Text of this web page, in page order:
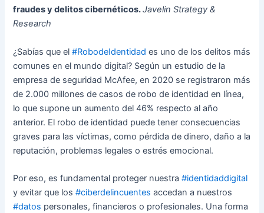
fraudes y delitos cibernéticos.Javelin Strategy &
Research
¿Sabías que el#RobodeIdentidad es uno de los delitos más
comunes en el mundo digital? Según un estudio de la
empresa de seguridad McAfee, en 2020 se registraron más
de 2.000 millones de casos de robo de identidad en línea,
lo que supone un aumento del 46% respecto al año
anterior. El robo de identidad puede tener consecuencias
graves para las víctimas, como pérdida de dinero, daño a la
reputación, problemas legales o estrés emocional.
Por eso, es fundamental proteger nuestra#identidaddigital
y evitar que los#ciberdelincuentes accedan a nuestros
#datos personales, financieros o profesionales. Una forma